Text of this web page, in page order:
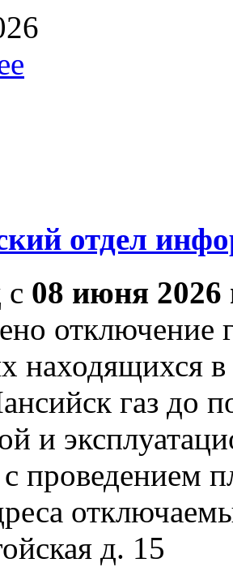
отдел
с 08 июня 2026
отключение
находящихся
газ до
и
с проведением
д. 15